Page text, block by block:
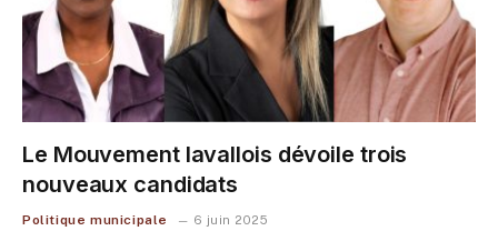
Le Mouvement lavallois dévoile trois
nouveaux candidats
Politique municipale 6 juin 2025